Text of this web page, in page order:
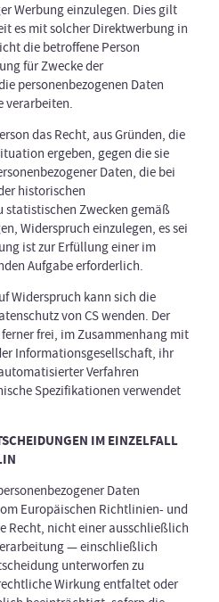
Werbung einzulegen. Dies gilt
es mit solcher Direktwerbung in
die betroffene Person
für Zwecke der
personenbezogenen Daten
verarbeiten.
das Recht, aus Gründen, die
ergeben, gegen die sie
Daten, die bei
historischen
statistischen Zwecken gemäß
Widerspruch einzulegen, es sei
ist zur Erfüllung einer im
Aufgabe erforderlich.
Widerspruch kann sich die
von CS wenden. Der
frei, im Zusammenhang mit
Informationsgesellschaft, ihr
Verfahren
Spezifikationen verwendet
IM EINZELFALL
Daten
Europäischen Richtlinien- und
Recht, nicht einer ausschließlich
— einschließlich
unterworfen zu
Wirkung entfaltet oder